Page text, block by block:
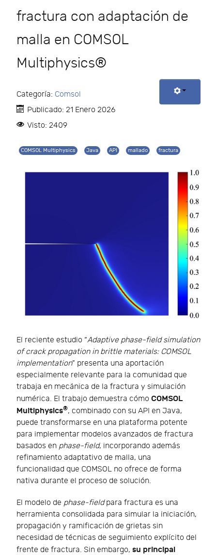
fractura con adaptación de
malla en COMSOL
Multiphysics®
Categoría: Comsol
Publicado: 21 Enero 2026
Visto: 2409
COMSOL Multiphysics Java API mallado fractura
El reciente estudio “Adaptive phase-field simulation
of crack propagation in brittle materials: COMSOL
implementation” presenta una aportación
especialmente relevante para la comunidad que
trabaja en mecánica de la fractura y simulación
numérica. El trabajo demuestra cómo COMSOL
Multiphysics®, combinado con su API en Java,
puede transformarse en una plataforma potente
para implementar modelos avanzados de fractura
basados en phase-field, incorporando además
refinamiento adaptativo de malla, una
funcionalidad que COMSOL no ofrece de forma
nativa durante el proceso de solución.
El modelo de phase-fieldpara fractura es una
herramienta consolidada para simular la iniciación,
propagación y ramificación de grietas sin
necesidad de técnicas de seguimiento explícito del
frente de fractura. Sin embargo, su principal